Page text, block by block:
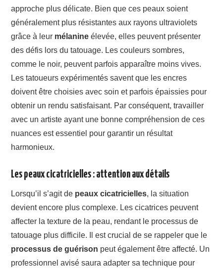
approche plus délicate. Bien que ces peaux soient
généralement plus résistantes aux rayons ultraviolets
grâce à leur mélanine élevée, elles peuvent présenter
des défis lors du tatouage. Les couleurs sombres,
comme le noir, peuvent parfois apparaître moins vives.
Les tatoueurs expérimentés savent que les encres
doivent être choisies avec soin et parfois épaissies pour
obtenir un rendu satisfaisant. Par conséquent, travailler
avec un artiste ayant une bonne compréhension de ces
nuances est essentiel pour garantir un résultat
harmonieux.
Les peaux cicatricielles : attention aux détails
Lorsqu’il s’agit de peaux cicatricielles, la situation
devient encore plus complexe. Les cicatrices peuvent
affecter la texture de la peau, rendant le processus de
tatouage plus difficile. Il est crucial de se rappeler que le
processus de guérison peut également être affecté. Un
professionnel avisé saura adapter sa technique pour